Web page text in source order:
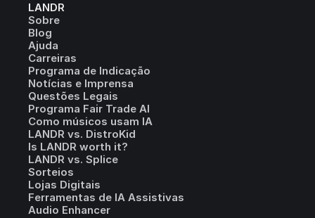
LANDR
Sobre
Blog
Ajuda
Carreiras
Programa de Indicação
Notícias e Imprensa
Questões Legais
Programa Fair Trade AI
Como músicos usam IA
LANDR vs. DistroKid
Is LANDR worth it?
LANDR vs. Splice
Sorteios
Lojas Digitais
Ferramentas de IA Assistivas
Audio Enhancer